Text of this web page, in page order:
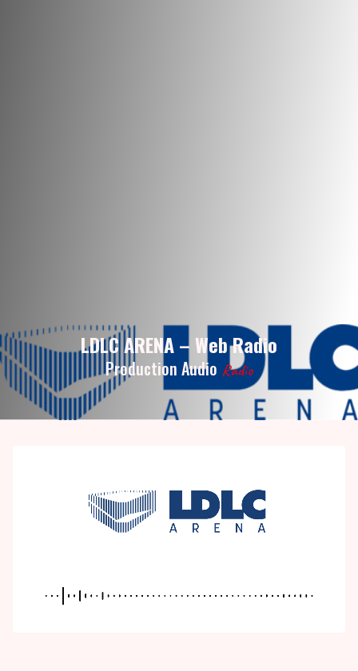
LDLC ARENA – Web Radio
Production Audio Radio